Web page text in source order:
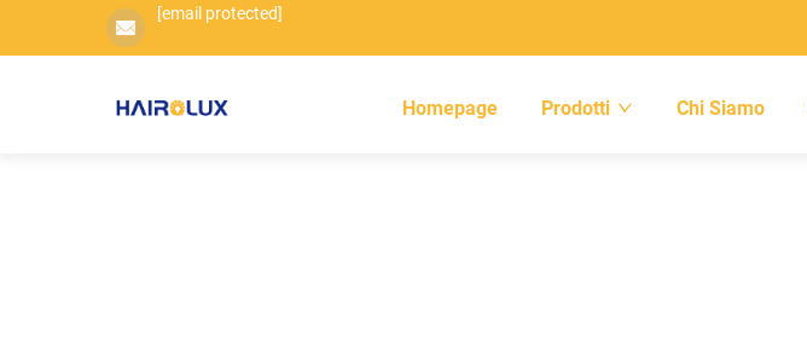
[email protected]
Homepage Prodotti Chi Siamo